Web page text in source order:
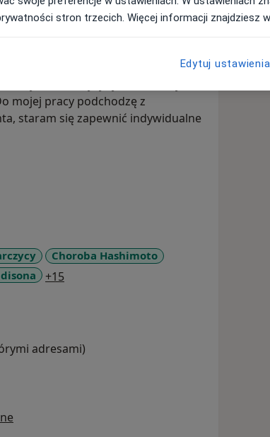
roku zdobyłem specjalizację z
w zakresie andrologii klinicznej. W
medycznych.
Polskiego
Medycyny Nuklearnej oraz
mojej pracy podchodzę z
staram się zapewnić indywidualne
Choroba Hashimoto
+15
adresami)
stron trzecich. Więcej informacji znajdziesz w
Edytuj ustawienia